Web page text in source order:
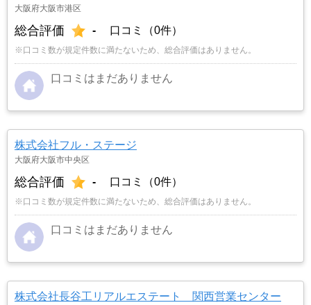
大阪府大阪市港区
総合評価 - 口コミ（0件）
※口コミ数が規定件数に満たないため、総合評価はありません。
口コミはまだありません
株式会社フル・ステージ
大阪府大阪市中央区
総合評価 - 口コミ（0件）
※口コミ数が規定件数に満たないため、総合評価はありません。
口コミはまだありません
株式会社長谷工リアルエステート 関西営業センター